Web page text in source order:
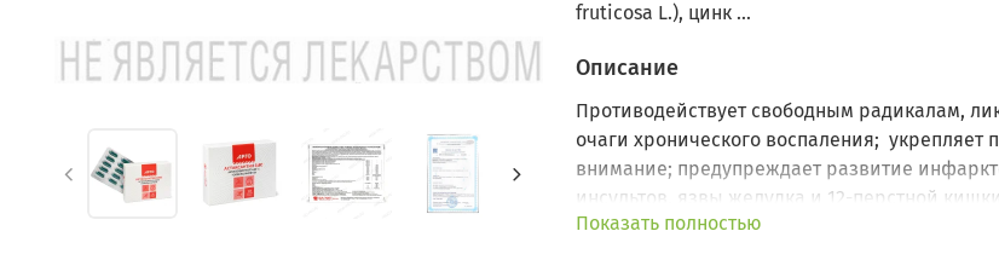
fruticosa L.), цинк ...
Описание
Противодействует свободным радикалам,
очаги хронического воспаления; укрепляет
внимание; предупреждает развитие
инсультов, язвы желудка и 12-перстной
суставные боли, снижает риск развития
Показать полностью